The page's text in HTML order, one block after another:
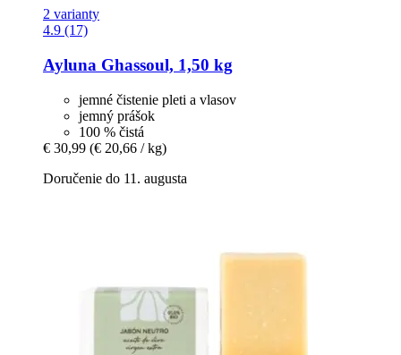
2 varianty
4.9 (17)
Ayluna Ghassoul, 1,50 kg
jemné čistenie pleti a vlasov
jemný prášok
100 % čistá
€ 30,99 (€ 20,66 / kg)
Doručenie do 11. augusta